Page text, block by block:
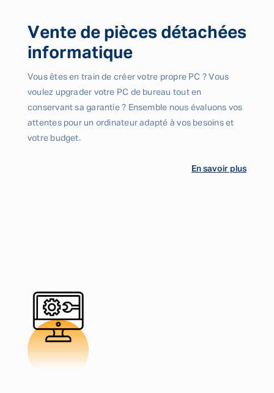
Vente de pièces détachées
informatique
Vous êtes en train de créer votre propre PC ? Vous
voulez upgrader votre PC de bureau tout en
conservant sa garantie ? Ensemble nous évaluons vos
attentes pour un ordinateur adapté à vos besoins et
votre budget.
En savoir plus